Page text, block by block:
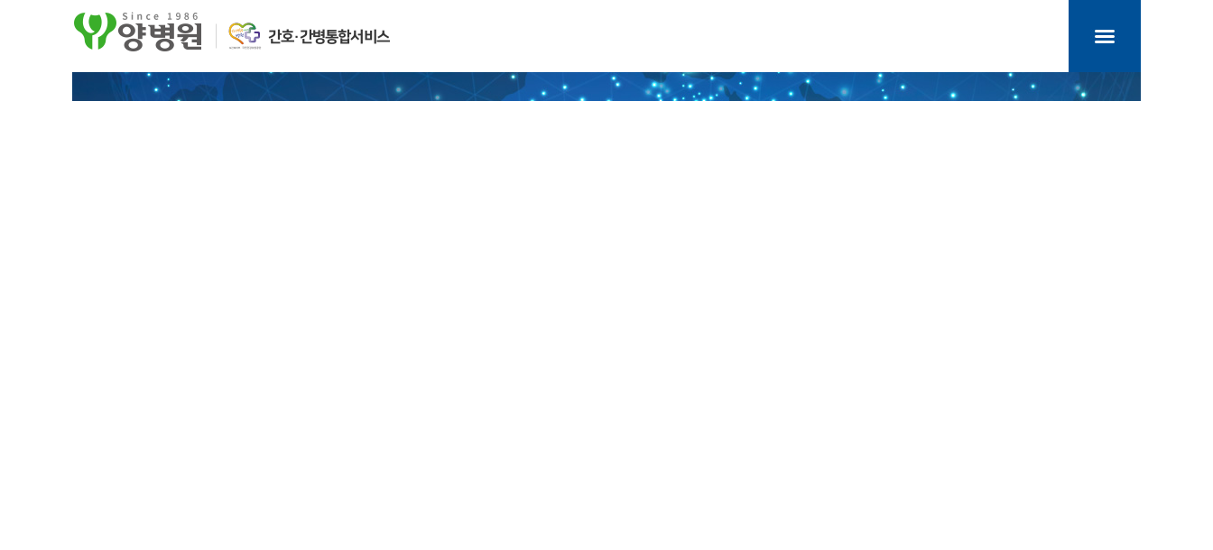
간호·간병통합서비스